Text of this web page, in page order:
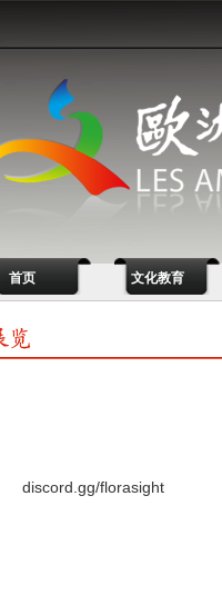
首页 文化教育
discord.gg/florasight